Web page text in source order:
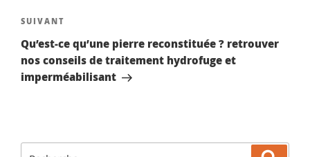
Article
suivant
SUIVANT
Qu’est-ce qu’une pierre reconstituée ? retrouver
nos conseils de traitement hydrofuge et
imperméabilisant